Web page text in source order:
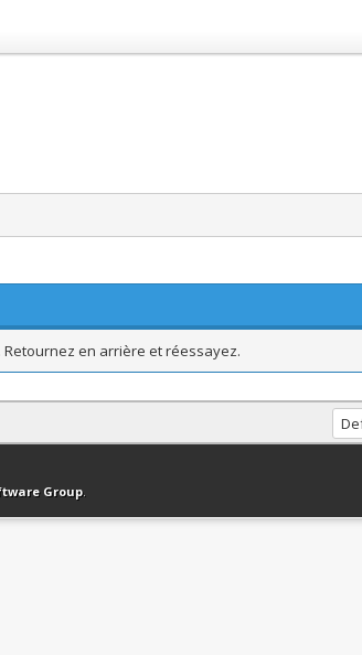
en arrière et réessayez.
haut Version bas-débit (Archivé) Syndication RSS
Group.